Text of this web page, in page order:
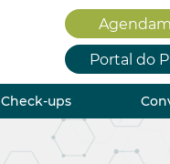
Portal do
Check-ups